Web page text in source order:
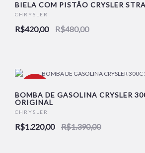
NOVO
BIELA COM PISTÃO CRYSLER
CHRYSLER
R$420,00 R$480,00
BOMBA DE GASOLINA CRYSLER
ORIGINAL
CHRYSLER
R$1.220,00 R$1.390,00